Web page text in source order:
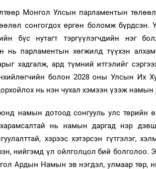
Монгол Улсын парламентын
сонгогдох өргөн боломж
бүс нутагт тэргүүлэгчдийн нэг
нь парламентын хөгжилд түүхэн
хадгалж, ард түмний итгэлийг
болон 2028 оны Улсын Их
нь нэн чухал хэмээн үзэж
намын дотоод сонгууль улс төрийн
нь намын даргад нэр
хэрээс хэтэрсэн гүтгэлэг,
нийгэмд үл ойлголцол бий болголоо.
Ардын Намын эв нэгдэл, улмаар төр,